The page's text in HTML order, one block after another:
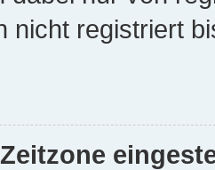
nicht registriert